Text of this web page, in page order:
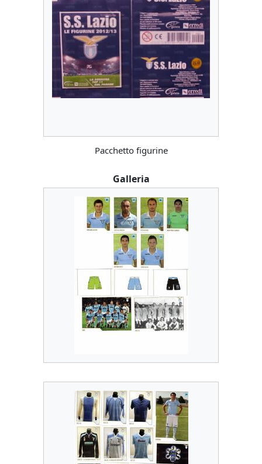
Pacchetto figurine
Galleria